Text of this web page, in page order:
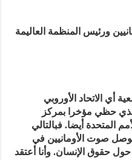
ورئيس المنظمة العاليمة
أي الاتحاد الأوروبي
يضم 52رابطة والذي حظي مؤخرا بمركز
المتحدة أيضا. فبالتالي
صوت الأومانيين في
حقوق الإنسان. وأنا أعتقد